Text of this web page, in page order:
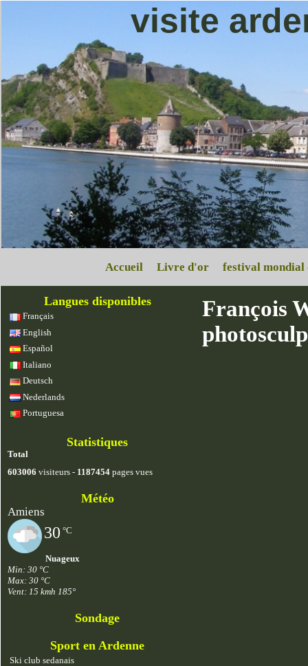
visite
Accueil Livre d'or festival mondial
Langues disponibles
Français
English
Español
Italiano
Deutsch
Nederlands
Portuguesa
Statistiques
Total
603006 visiteurs - 1187454 pages vues
Météo
Amiens
30 °C
Nuageux
Min: 30 °C
Max: 30 °C
Vent: 15 kmh 185°
Sondage
Sport en Ardenne
Ski club sedanais
François